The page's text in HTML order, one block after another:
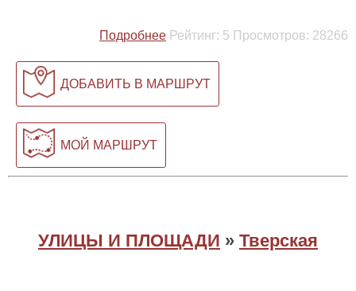
Подробнее Рейтинг: 5 Просмотров: 28266
ДОБАВИТЬ В МАРШРУТ
МОЙ МАРШРУТ
УЛИЦЫ И ПЛОЩАДИ » Тверская